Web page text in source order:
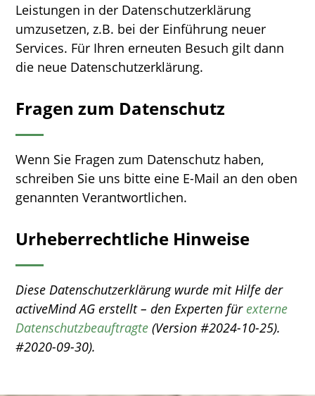
Leistungen in der Datenschutzerklärung
umzusetzen, z.B. bei der Einführung neuer
Services. Für Ihren erneuten Besuch gilt dann
die neue Datenschutzerklärung.
Fragen zum Datenschutz
Wenn Sie Fragen zum Datenschutz haben,
schreiben Sie uns bitte eine E-Mail an den oben
genannten Verantwortlichen.
Urheberrechtliche Hinweise
Diese Datenschutzerklärung wurde mit Hilfe der
activeMind AG erstellt – den Experten für externe
Datenschutzbeauftragte (Version #2024-10-25).
#2020-09-30).